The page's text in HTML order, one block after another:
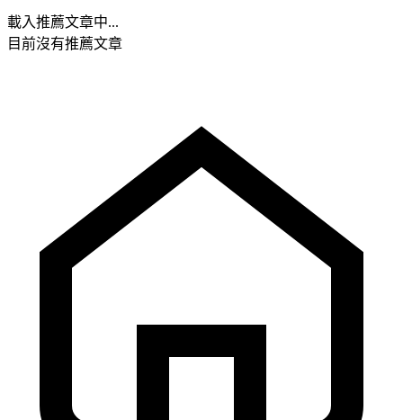
載入推薦文章中...
目前沒有推薦文章